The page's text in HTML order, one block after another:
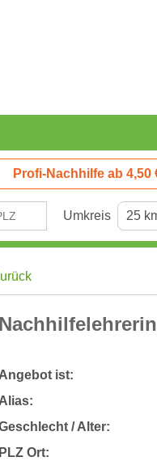
Profi-Nachhilfe ab 4,50
Umkreis
Angebot ist:
Alias:
/ Alter:
PLZ Ort: